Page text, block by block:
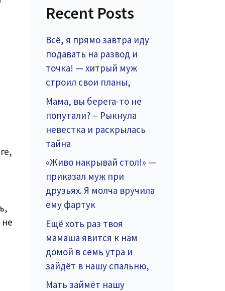
не
Recent Posts
Всё, я прямо завтра иду
подавать на развод и
точка! — хитрый муж
строил свои планы,
Мама, вы берега-то не
попутали? – Рыкнула
невестка и раскрылась
тайна
«Живо накрывай стол!» —
приказал муж при
друзьях. Я молча вручила
ему фартук
Ещё хоть раз твоя
мамаша явится к нам
домой в семь утра и
зайдёт в нашу спальню,
Мать займёт нашу